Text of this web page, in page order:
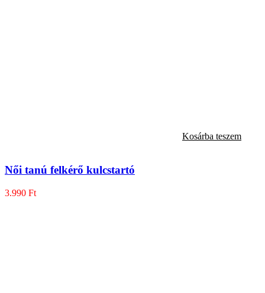
Kosárba teszem
Női tanú felkérő kulcstartó
3.990 Ft